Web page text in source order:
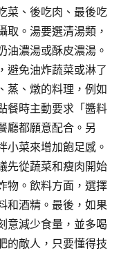
菜、後吃肉、最後吃
取。湯要選清湯類，
油濃湯或酥皮濃湯。
避免油炸蔬菜或淋了
蒸、燉的料理，例如
餐時主動要求「醬料
廳都願意配合。另
小菜來增加飽足感。
先從蔬菜和瘦肉開始
物。飲料方面，選擇
和酒精。最後，如果
意減少食量，並多喝
的敵人，只要懂得技